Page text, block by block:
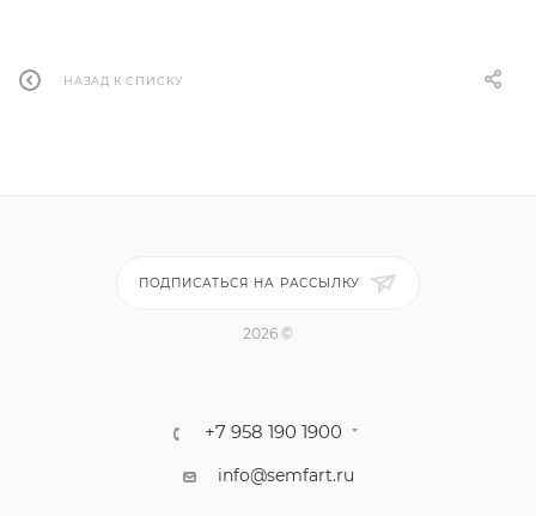
НАЗАД К СПИСКУ
ПОДПИСАТЬСЯ НА РАССЫЛКУ
2026 ©
+7 958 190 1900
info@semfart.ru